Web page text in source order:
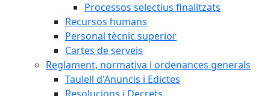
Processos selectius finalitzats
Recursos humans
Personal tècnic superior
Cartes de serveis
Reglament, normativa i ordenances generals
Taulell d'Anuncis i Edictes